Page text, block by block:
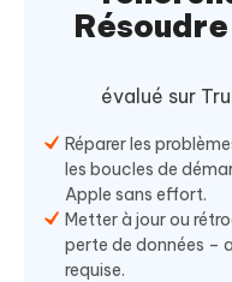
évalué sur
Réparer les
les boucles de
Apple sans effort.
Metter à jour ou
perte de données –
requise.